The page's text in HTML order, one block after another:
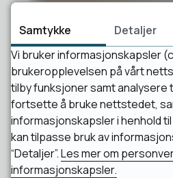
Presentasjon av
3. og 4. mai ble det
med alt fra skole,
hvor skisser og modell av
Samtykke Detaljer
Vi bruker informasjonskapsler
brukeropplevelsen på vårt
tilby funksjoner samt analysere
fortsette å bruke nettstedet,
informasjonskapsler i henhold
kan tilpasse bruk av
“Detaljer”.Les mer om
informasjonskapsler.